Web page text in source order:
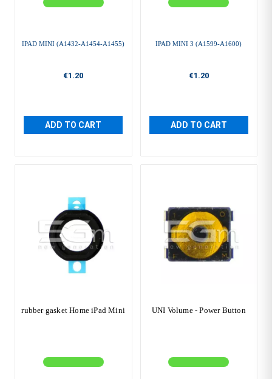
IPAD MINI (A1432-A1454-A1455)
€1.20
ADD TO CART
IPAD MINI 3 (A1599-A1600)
€1.20
ADD TO CART
rubber gasket Home iPad Mini UNI Volume - Power Button